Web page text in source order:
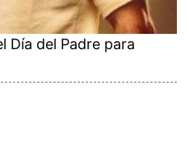
Día del Padre para